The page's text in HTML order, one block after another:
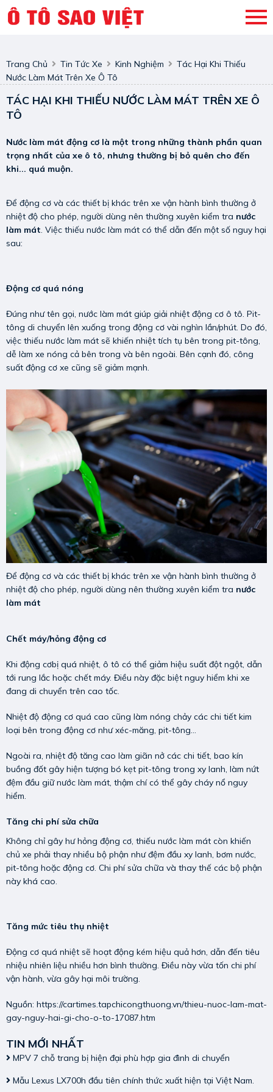
Trang Chủ Tin Tức Xe Kinh Nghiệm
Tác Hại Khi Thiếu
Nước Làm Mát Trên Xe Ô Tô
TÁC HẠI KHI THIẾU NƯỚC LÀM MÁT TRÊN XE Ô
TÔ
Nước làm mát động cơ là một trong những thành phần quan
trọng nhất của xe ô tô, nhưng thường bị bỏ quên cho đến
khi... quá muộn.
Để động cơ và các thiết bị khác trên xe vận hành bình thường ở
nhiệt độ cho phép, người dùng nên thường xuyên kiểm tra nước
làm mát . Việc thiếu nước làm mát có thể dẫn đến một số nguy hại
sau:
Động cơ quá nóng
Đúng như tên gọi, nước làm mát giúp giải nhiệt động cơ ô tô. Pit-
tông di chuyển lên xuống trong động cơ vài nghìn lần/phút. Do đó,
việc thiếu nước làm mát sẽ khiến nhiệt tích tụ bên trong pit-tông,
dễ làm xe nóng cả bên trong và bên ngoài. Bên cạnh đó, công
suất động cơ xe cũng sẽ giảm mạnh.
Để động cơ và các thiết bị khác trên xe vận hành bình thường ở
nhiệt độ cho phép, người dùng nên thường xuyên kiểm tra nước
làm mát
Chết máy/hỏng động cơ
Khi động cơbị quá nhiệt, ô tô có thể giảm hiệu suất đột ngột, dẫn
tới rung lắc hoặc chết máy. Điều này đặc biệt nguy hiểm khi xe
đang di chuyển trên cao tốc.
Nhiệt độ động cơ quá cao cũng làm nóng chảy các chi tiết kim
loại bên trong động cơ như xéc-măng, pit-tông...
Ngoài ra, nhiệt độ tăng cao làm giãn nở các chi tiết, bao kín
buồng đốt gây hiện tượng bó kẹt pit-tông trong xy lanh, làm nứt
đệm đầu giữ nước làm mát, thậm chí có thể gây cháy nổ nguy
hiểm.
Tăng chi phí sửa chữa
Không chỉ gây hư hỏng động cơ, thiếu nước làm mát còn khiến
chủ xe phải thay nhiều bộ phận như đệm đầu xy lanh, bơm nước,
pit-tông hoặc động cơ. Chi phí sửa chữa và thay thế các bộ phận
này khá cao.
Tăng mức tiêu thụ nhiệt
Động cơ quá nhiệt sẽ hoạt động kém hiệu quả hơn, dẫn đến tiêu
nhiệu nhiên liệu nhiều hơn bình thường. Điều này vừa tốn chi phí
vận hành, vừa gây hại môi trường.
Nguồn: https://cartimes.tapchicongthuong.vn/thieu-nuoc-lam-mat-
gay-nguy-hai-gi-cho-o-to-17087.htm
TIN MỚI NHẤT
MPV 7 chỗ trang bị hiện đại phù hợp gia đình di chuyển
Mẫu Lexus LX700h đầu tiên chính thức xuất hiện tại Việt Nam.